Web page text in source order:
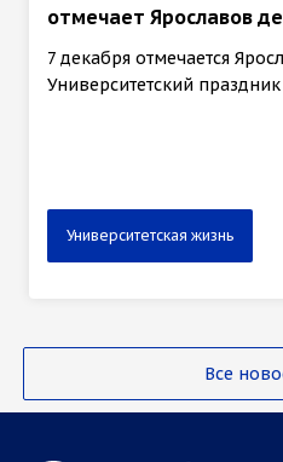
Все
отмечает Ярославов
7 декабря отмечается
Университетский
Университетская жизнь